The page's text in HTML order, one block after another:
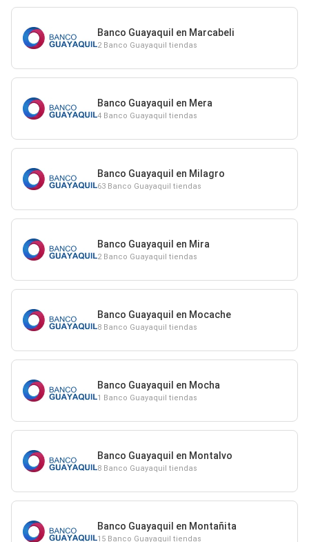
Banco Guayaquil en Marcabeli
2 Banco Guayaquil tiendas
Banco Guayaquil en Mera
4 Banco Guayaquil tiendas
Banco Guayaquil en Milagro
63 Banco Guayaquil tiendas
Banco Guayaquil en Mira
2 Banco Guayaquil tiendas
Banco Guayaquil en Mocache
8 Banco Guayaquil tiendas
Banco Guayaquil en Mocha
1 Banco Guayaquil tiendas
Banco Guayaquil en Montalvo
8 Banco Guayaquil tiendas
Banco Guayaquil en Montañita
15 Banco Guayaquil tiendas